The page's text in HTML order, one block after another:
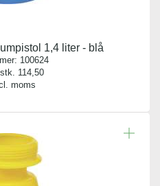
1,4 liter - blå
100624
114,50
moms